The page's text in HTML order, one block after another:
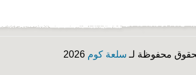
محفوظة لـ سلعة كوم